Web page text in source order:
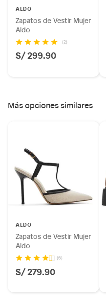
ALDO
Zapatos de Vestir Mujer
Aldo
(2)
S/ 299.90
Más opciones similares
ALDO
Zapatos de Vestir Mujer
Aldo
(6)
S/ 279.90